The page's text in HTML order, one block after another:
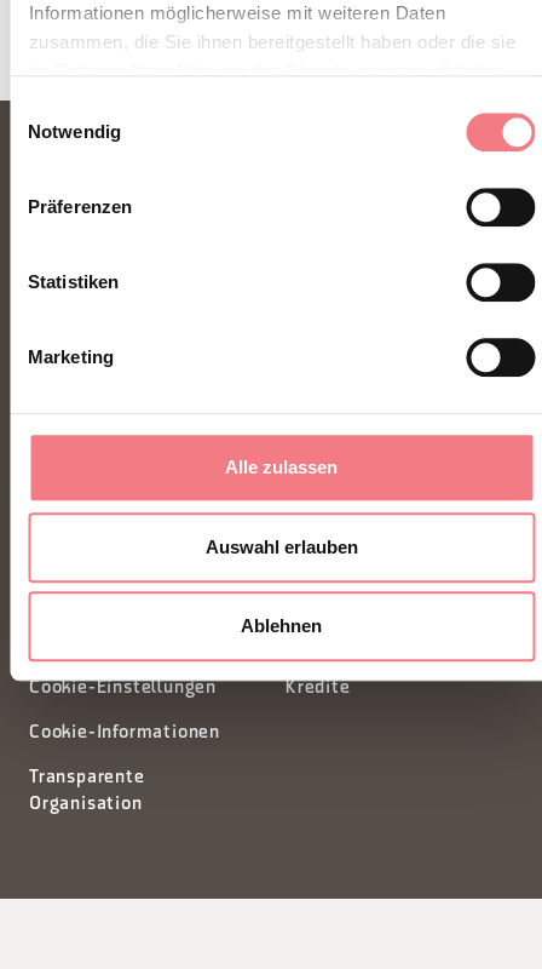
Informationen möglicherweise mit weiteren Daten
zusammen, die Sie ihnen bereitgestellt haben oder die sie
Einwilligungsauswahl
Notwendig
Präferenzen
Statistiken
Marketing
Alle zulassen
Auswahl erlauben
Ablehnen
segreteria@dmodolomiti.it
Newsletter
Cookie-Einstellungen
Cookie-Informationen
Transparente
Organisation
Informationsanfrage
Kredite